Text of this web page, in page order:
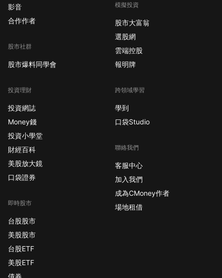
影音
合作作者
股市社群
股市爆料同學會
投資理財
投資網誌
Money錢
投資小學堂
財經百科
美股放大鏡
口袋證券
即時股市
台股股市
美股股市
台股ETF
美股ETF
債券
模擬投資
股市大富翁
選股網
雲端控股
報明牌
跨領域學習
學到
口袋Studio
聯絡我們
客服中心
加入我們
成為CMoney作者
場地租借